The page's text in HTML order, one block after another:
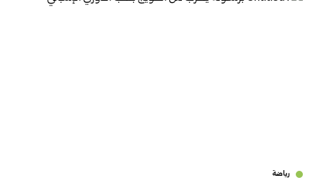
رياضة